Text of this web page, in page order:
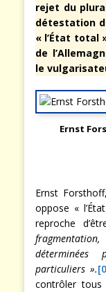
rejet du
détestation
« l’État total
de
le
Ernst
Ernst
oppose «
reproche
particuliers ».
contrôler